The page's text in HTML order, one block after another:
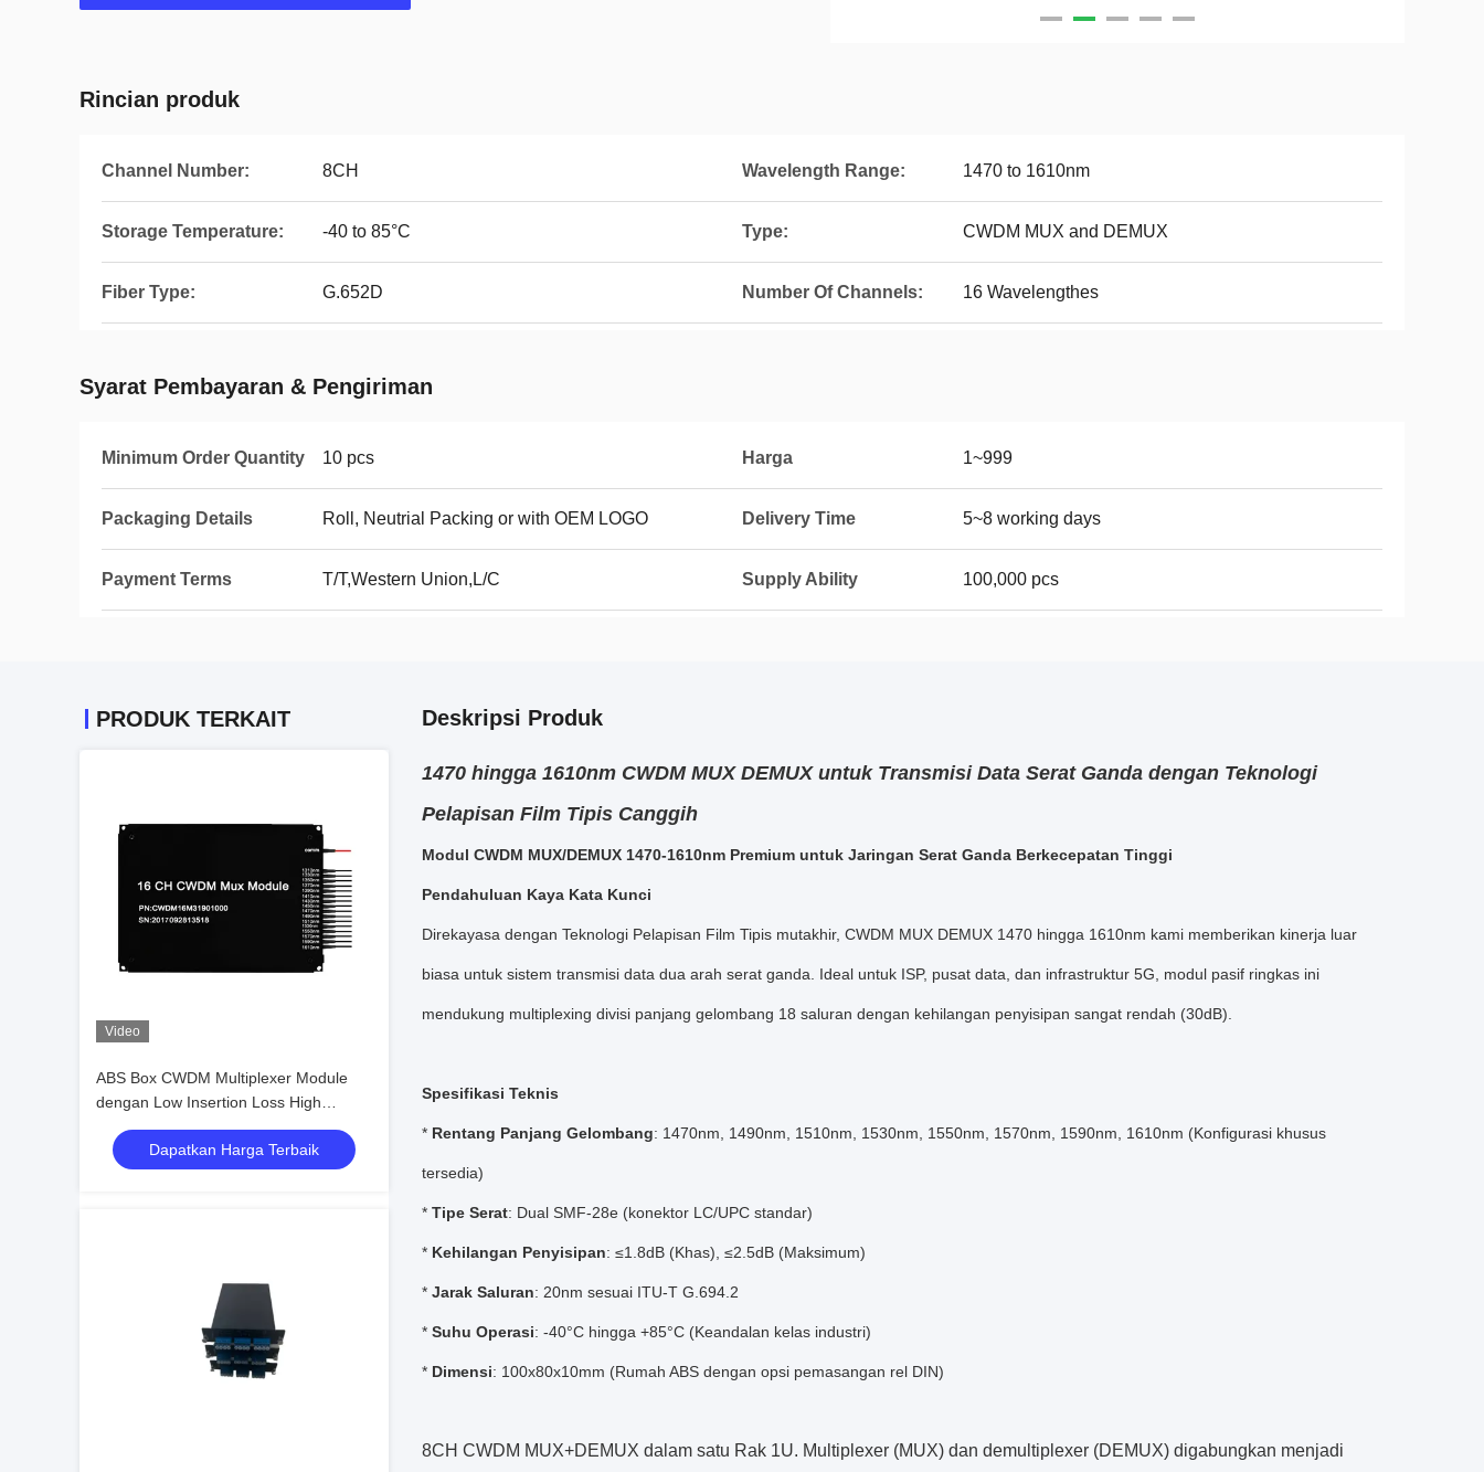
Rincian produk
Channel Number: 8CH Wavelength Range: 1470 to 1610nm
Storage Temperature: -40 to 85°C Type: CWDM MUX and DEMUX
Fiber Type: G.652D Number Of Channels: 16 Wavelengthes
Syarat Pembayaran & Pengiriman
Minimum Order Quantity 10 pcs Harga 1~999
Packaging Details Roll, Neutrial Packing or with OEM LOGO Delivery Time 5~8 working days
Payment Terms T/T,Western Union,L/C Supply Ability 100,000 pcs
PRODUK TERKAIT
Video
ABS Box CWDM Multiplexer Module
dengan Low Insertion Loss High
Channel Isolation dan Wide Operating
WavelengthDapatkan Harga Terbaik
Deskripsi Produk
1470 hingga 1610nm CWDM MUX DEMUX untuk Transmisi Data Serat Ganda dengan Teknologi
Pelapisan Film Tipis Canggih
Modul CWDM MUX/DEMUX 1470-1610nm Premium untuk Jaringan Serat Ganda Berkecepatan Tinggi
Pendahuluan Kaya Kata Kunci
Direkayasa dengan Teknologi Pelapisan Film Tipis mutakhir, CWDM MUX DEMUX 1470 hingga 1610nm kami memberikan kinerja luar
biasa untuk sistem transmisi data dua arah serat ganda. Ideal untuk ISP, pusat data, dan infrastruktur 5G, modul pasif ringkas ini
mendukung multiplexing divisi panjang gelombang 18 saluran dengan kehilangan penyisipan sangat rendah (30dB).
Spesifikasi Teknis
* Rentang Panjang Gelombang: 1470nm, 1490nm, 1510nm, 1530nm, 1550nm, 1570nm, 1590nm, 1610nm (Konfigurasi khusus
tersedia)
* Tipe Serat: Dual SMF-28e (konektor LC/UPC standar)
* Kehilangan Penyisipan: ≤1.8dB (Khas), ≤2.5dB (Maksimum)
* Jarak Saluran: 20nm sesuai ITU-T G.694.2
* Suhu Operasi: -40°C hingga +85°C (Keandalan kelas industri)
* Dimensi: 100x80x10mm (Rumah ABS dengan opsi pemasangan rel DIN)
8CH CWDM MUX+DEMUX dalam satu Rak 1U. Multiplexer (MUX) dan demultiplexer (DEMUX) digabungkan menjadi